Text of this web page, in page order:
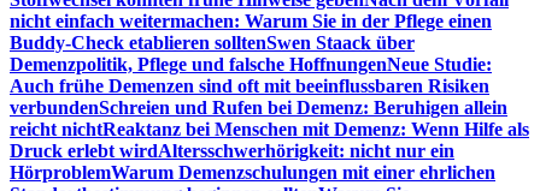
nicht einfach weitermachen: Warum Sie in der Pflege einen
Buddy-Check etablieren solltenSwen Staack über
Demenzpolitik, Pflege und falsche HoffnungenNeue Studie:
Auch frühe Demenzen sind oft mit beeinflussbaren Risiken
verbundenSchreien und Rufen bei Demenz: Beruhigen allein
reicht nichtReaktanz bei Menschen mit Demenz: Wenn Hilfe als
Druck erlebt wirdAltersschwerhörigkeit: nicht nur ein
HörproblemWarum Demenzschulungen mit einer ehrlichen